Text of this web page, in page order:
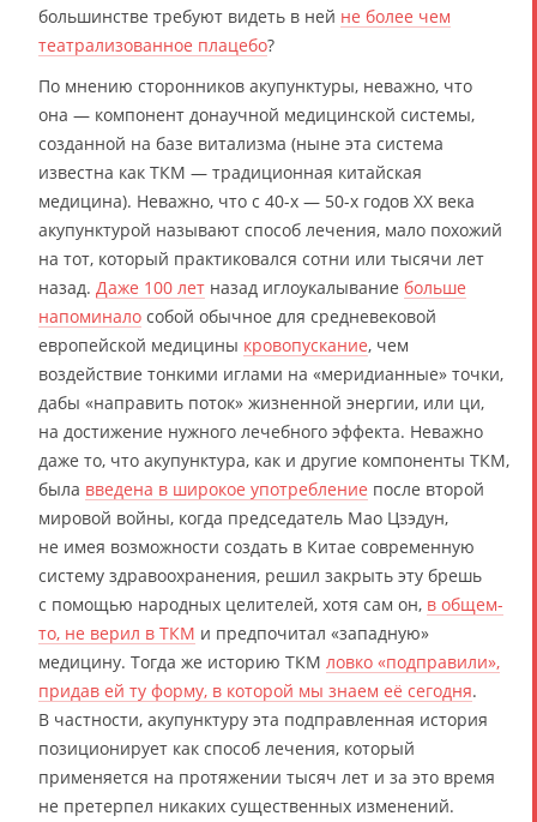
большинстве требуют видеть в ней не более чем
театрализованное плацебо?
По мнению сторонников акупунктуры, неважно, что
она — компонент донаучной медицинской системы,
созданной на базе витализма (ныне эта система
известна как ТКМ — традиционная китайская
медицина). Неважно, что с 40-х — 50-х годов ХХ века
акупунктурой называют способ лечения, мало похожий
на тот, который практиковался сотни или тысячи лет
назад. Даже 100 лет назад иглоукалывание больше
напоминало собой обычное для средневековой
европейской медицины кровопускание, чем
воздействие тонкими иглами на «меридианные» точки,
дабы «направить поток» жизненной энергии, или ци,
на достижение нужного лечебного эффекта. Неважно
даже то, что акупунктура, как и другие компоненты ТКМ,
была введена в широкое употребление после второй
мировой войны, когда председатель Мао Цзэдун,
не имея возможности создать в Китае современную
систему здравоохранения, решил закрыть эту брешь
с помощью народных целителей, хотя сам он, в общем-
то, не верил в ТКМ и предпочитал «западную»
медицину. Тогда же историю ТКМ ловко «подправили»,
придав ей ту форму, в которой мы знаем её сегодня.
В частности, акупунктуру эта подправленная история
позиционирует как способ лечения, который
применяется на протяжении тысяч лет и за это время
не претерпел никаких существенных изменений.